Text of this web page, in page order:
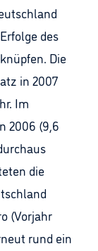
des
Die
in 2007
Im
2006 (9,6
die
(Vorjahr
rund ein